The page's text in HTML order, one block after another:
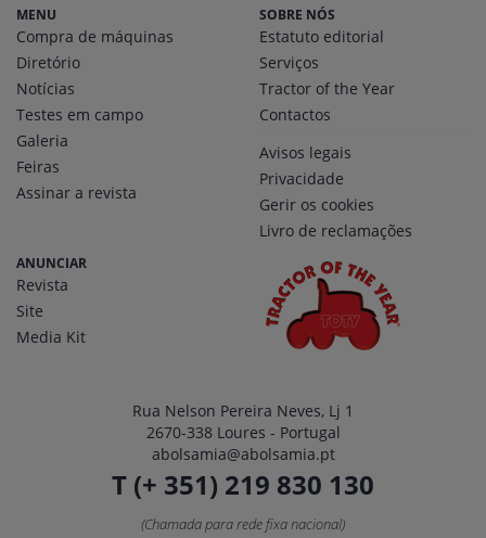
MENU
Compra de máquinas
Diretório
Notícias
Testes em campo
Galeria
Feiras
Assinar a revista
SOBRE NÓS
Estatuto editorial
Serviços
Tractor of the Year
Contactos
Avisos legais
Privacidade
Gerir os cookies
Livro de reclamações
ANUNCIAR
Revista
Site
Media Kit
Rua Nelson Pereira Neves, Lj 1
2670-338 Loures - Portugal
abolsamia@abolsamia.pt
T (+ 351) 219 830 130
(Chamada para rede fixa nacional)